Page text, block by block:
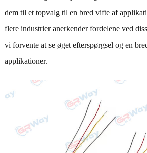
dem til et topvalg til en bred vifte af
flere industrier anerkender fordelene ved
vi forvente at se øget efterspørgsel og en
applikationer.